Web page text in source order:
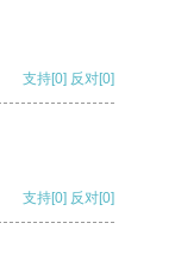
支持[0] 反对[0]
支持[0] 反对[0]